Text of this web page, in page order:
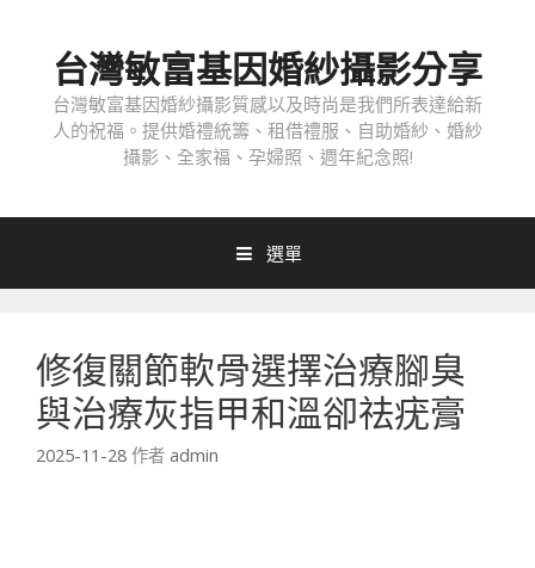
台灣敏富基因婚紗攝影分享
台灣敏富基因婚紗攝影質感以及時尚是我們所表達給新
人的祝福。提供婚禮統籌、租借禮服、自助婚紗、婚紗
攝影、全家福、孕婦照、週年紀念照!
選單
修復關節軟骨選擇治療腳臭
與治療灰指甲和溫卻祛疣膏
2025-11-28 作者 admin